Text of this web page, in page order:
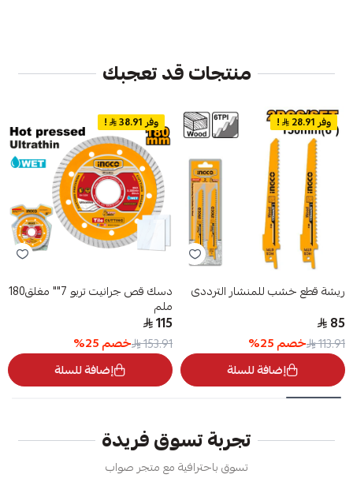
منتجات قد تعجبك
وفر 28.91 !
ريشة قطع خشب للمنشار الترددى
85
113.91 خصم25
%
إضافة للسلة
وفر 38.91 !
دسك قص جرانيت تربو 7"" مغلق180
ملم
115
153.91 خصم25
%
إضافة للسلة
تجربة تسوق فريدة
تسوق باحترافية مع متجر صواب